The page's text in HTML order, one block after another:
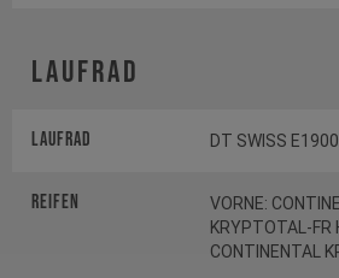
Laufrad
Laufrad DT SWISS E1900
Reifen
VORNE:
KRYPTOTAL-FR
CONTINENTAL